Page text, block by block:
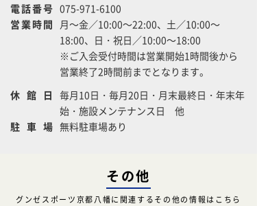
電話番号 075-971-6100
営業時間
月～金／10:00～22:00、土／10:00～
18:00、日・祝日／10:00～18:00
※ご入会受付時間は営業開始1時間後から
営業終了2時間前までとなります。
休館日 毎月10日・毎月20日・月末最終日・年末年
始・施設メンテナンス日 他
駐車場 無料駐車場あり
その他
グンゼスポーツ京都八幡に関連するその他の情報はこちら